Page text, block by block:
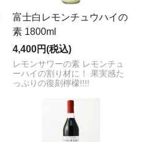
富士白レモンチュウハイの
素 1800ml
4,400円(税込)
レモンサワーの素 レモンチュ
ーハイの割り材に！ 果実感た
っぷりの復刻檸檬!!!!